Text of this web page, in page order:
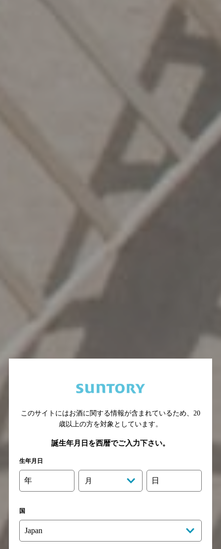
このサイトにはお酒に関する情報が含まれているため、 20
歳以上の方を対象としています。
誕生年月日を西暦でご入力下さい。
生年月日
年 月 日
国